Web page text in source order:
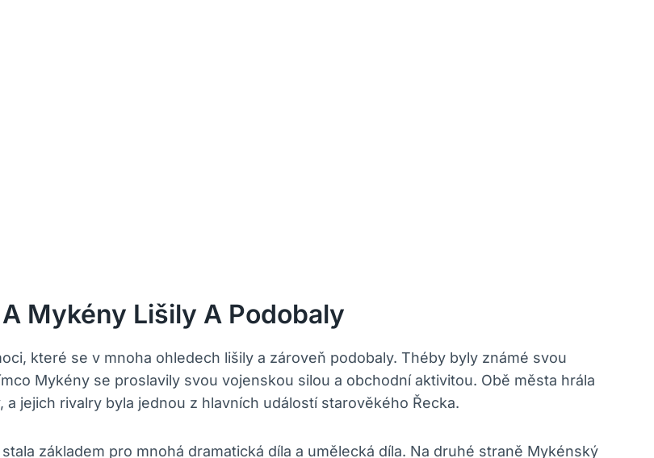
Mykény Lišily A Podobaly
které se v mnoha ohledech lišily a zároveň podobaly. Théby byly známé svou
Mykény se proslavily svou vojenskou silou a obchodní aktivitou. Obě města hrála
jejich rivalry byla jednou z hlavních událostí starověkého Řecka.
základem pro mnohá dramatická díla a umělecká díla. Na druhé straně Mykénský